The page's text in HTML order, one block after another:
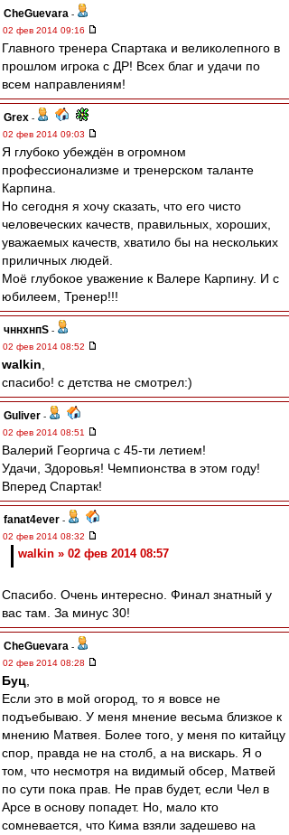
CheGuevara -
02 фев 2014 09:16
Главного тренера Спартака и великолепного в
прошлом игрока с ДР! Всех благ и удачи по
всем направлениям!
Grex -
02 фев 2014 09:03
Я глубоко убеждён в огромном
профессионализме и тренерском таланте
Карпина.
Но сегодня я хочу сказать, что его чисто
человеческих качеств, правильных, хороших,
уважаемых качеств, хватило бы на нескольких
приличных людей.
Моё глубокое уважение к Валере Карпину. И с
юбилеем, Тренер!!!
чннхнпS -
02 фев 2014 08:52
walkin
спасибо! с детства не смотрел:)
Guliver -
02 фев 2014 08:51
Валерий Георгича с 45-ти летием!
Удачи, Здоровья! Чемпионства в этом году!
Вперед Спартак!
fanat4ever -
02 фев 2014 08:32
walkin » 02 фев 2014 08:57
Спасибо. Очень интересно. Финал знатный у
вас там. За минус 30!
CheGuevara -
02 фев 2014 08:28
Буц
Если это в мой огород, то я вовсе не
подъебываю. У меня мнение весьма близкое к
мнению Матвея. Более того, у меня по китайцу
спор, правда не на столб, а на вискарь. Я о
том, что несмотря на видимый обсер, Матвей
по сути пока прав. Не прав будет, если Чел в
Арсе в основу попадет. Но, мало кто
сомневается, что Кима взяли задешево на